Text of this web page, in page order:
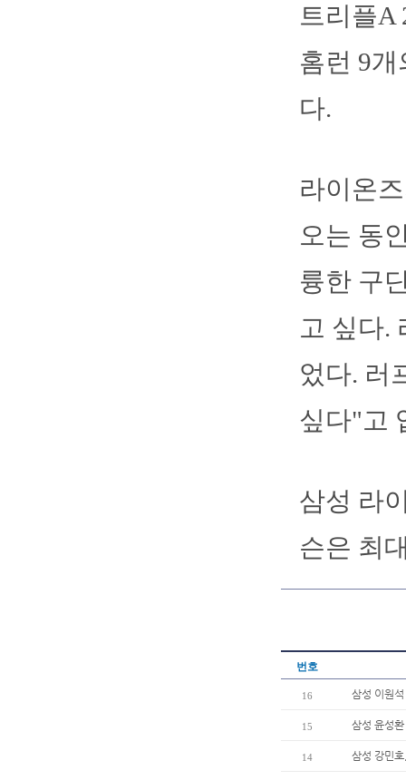
트리플A
홈런 9
다.
라이온
오는 동
륭한 구
고 싶다.
었다. 러
싶다"고
삼성 라
슨은 최
번호
16 삼성 이원
15 삼성 윤성
14 삼성 강민